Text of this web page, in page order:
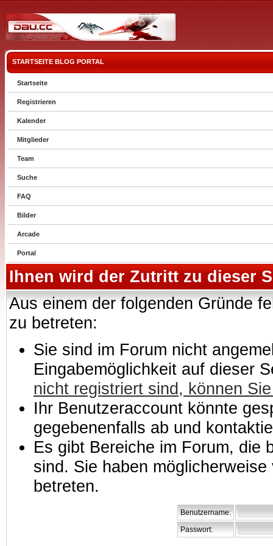
STARTSEITE BLOG PORTAL
Startseite
Registrieren
Kalender
Mitglieder
Team
Suche
FAQ
Bilder
Arcade
Portal
Ihnen wird der Zutritt zu dieser
Aus einem der folgenden Gründe
zu betreten:
Sie sind im Forum nicht
Eingabemöglichkeit auf dieser
nicht registriert sind, können
Ihr Benutzeraccount könnte
gegebenenfalls ab und
Es gibt Bereiche im Forum, die
sind. Sie haben
betreten.
Benutzername:
Passwort: